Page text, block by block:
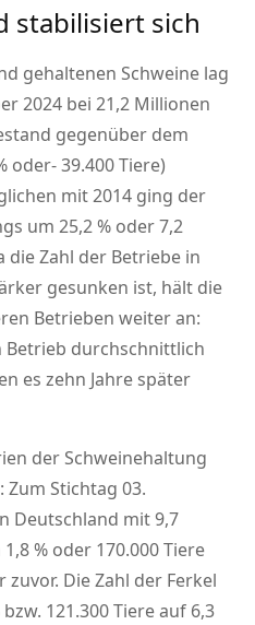
stabilisiert sich
gehaltenen Schweine lag
2024 bei 21,2 Millionen
gegenüber dem
oder- 39.400 Tiere)
mit 2014 ging der
um 25,2 % oder 7,2
die Zahl der Betriebe in
gesunken ist, hält die
Betrieben weiter an:
Betrieb durchschnittlich
es zehn Jahre später
der Schweinehaltung
Stichtag 03.
Deutschland mit 9,7
% oder 170.000 Tiere
Die Zahl der Ferkel
121.300 Tiere auf 6,3